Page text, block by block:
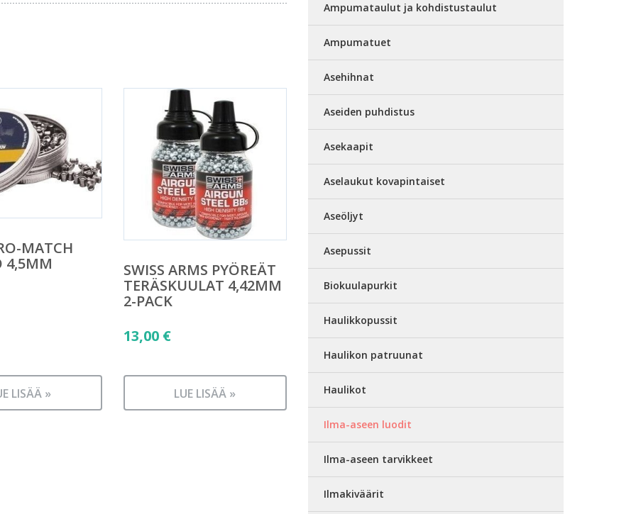
MATCH
4,5MM
LISÄÄ »
SWISS ARMS PYÖREÄT
TERÄSKUULAT 4,42MM
2-PACK
13,00 €
LUE LISÄÄ »
Ampumataulut ja kohdistustaulut
Ampumatuet
Asehihnat
Aseiden puhdistus
Asekaapit
Aselaukut kovapintaiset
Aseöljyt
Asepussit
Biokuulapurkit
Haulikkopussit
Haulikon patruunat
Haulikot
Ilma-aseen luodit
Ilma-aseen tarvikkeet
Ilmakiväärit